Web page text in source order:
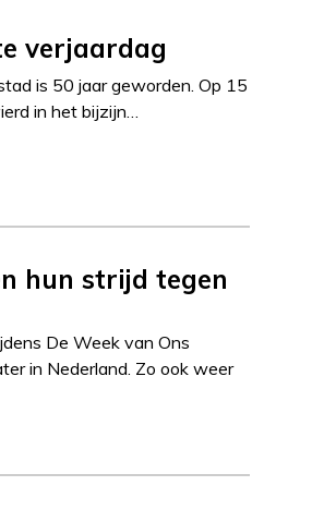
verjaardag
is 50 jaar geworden. Op 15
in het bijzijn…
hun strijd tegen
De Week van Ons
in Nederland. Zo ook weer